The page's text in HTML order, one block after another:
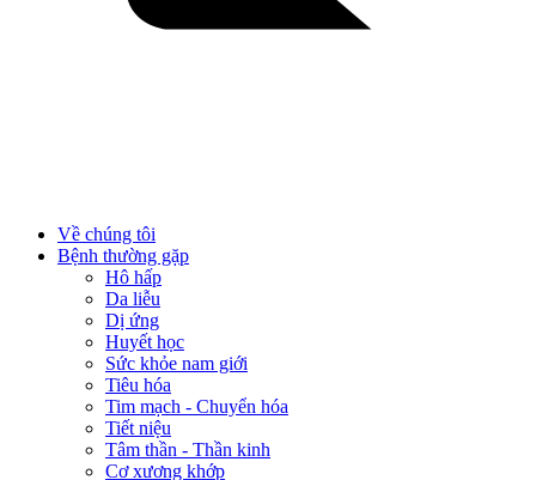
Về chúng tôi
Bệnh thường gặp
Hô hấp
Da liễu
Dị ứng
Huyết học
Sức khỏe nam giới
Tiêu hóa
Tim mạch - Chuyển hóa
Tiết niệu
Tâm thần - Thần kinh
Cơ xương khớp